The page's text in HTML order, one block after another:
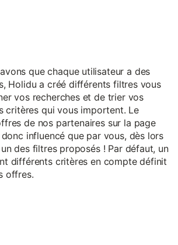
que chaque utilisateur a des
Holidu a créé différents filtres vous
vos recherches et de trier vos
critères qui vous importent. Le
de nos partenaires sur la page
donc influencé que par vous, dès lors
des filtres proposés ! Par défaut, un
différents critères en compte définit
offres.